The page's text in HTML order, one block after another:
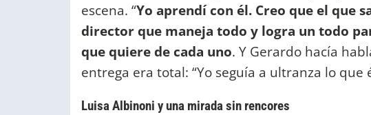
escena. “Yo aprendí con él. Creo que el que
director que maneja todo y logra un todo
que quiere de cada uno. Y Gerardo hacía
entrega era total: “Yo seguía a ultranza lo que
Luisa Albinoni y una mirada sin rencores